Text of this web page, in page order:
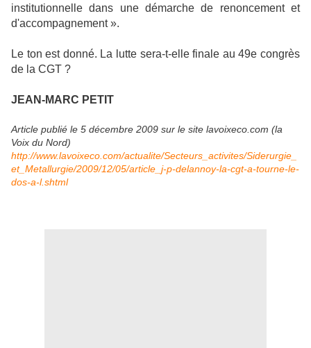
institutionnelle dans une démarche de renoncement et
d'accompagnement ».
Le ton est donné. La lutte sera-t-elle finale au 49e congrès
de la CGT ?
JEAN-MARC PETIT
Article publié le 5 décembre 2009 sur le site lavoixeco.com (la
Voix du Nord)
http://www.lavoixeco.com/actualite/Secteurs_activites/Siderurgie_
et_Metallurgie/2009/12/05/article_j-p-delannoy-la-cgt-a-tourne-le-
dos-a-l.shtml